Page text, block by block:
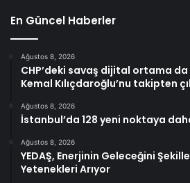
En Güncel Haberler
Ağustos 8, 2026
CHP’deki savaş dijital ortama da
Kemal Kılıçdaroğlu’nu takipten
Ağustos 8, 2026
İstanbul’da 128 yeni noktaya
Ağustos 8, 2026
YEDAŞ, Enerjinin Geleceğini
Yetenekleri Arıyor